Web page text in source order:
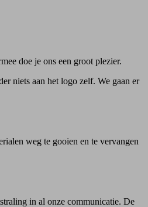
doe je ons een groot plezier.
niets aan het logo zelf. We gaan er
weg te gooien en te vervangen
in al onze communicatie. De